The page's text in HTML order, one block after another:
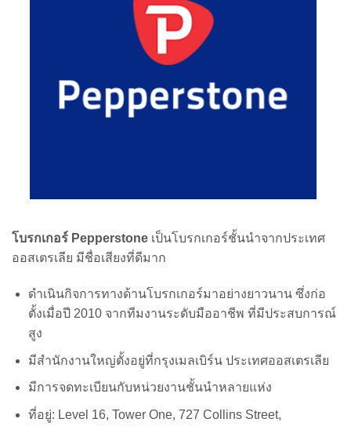
โบรกเกอร์ Pepperstone เป็นโบรกเกอร์ชั้นนำจากประเทศ
ออสเตรเลีย มีชื่อเสียงที่ดีมาก
ดำเนินกิจการทางด้านโบรกเกอร์มาอย่างยาวนาน ซึ่งก่อ
ตั้งเมื่อปี 2010 จากทีมงานระดับมืออาชีพ ที่มีประสบการณ์
สูง
มีสำนักงานใหญ่ตั้งอยู่ที่กรุงเมลเบิร์น ประเทศออสเตรเลีย
มีการจดทะเบียนกับหน่วยงานชั้นนำหลายแห่ง
ที่อยู่: Level 16, Tower One, 727 Collins Street,